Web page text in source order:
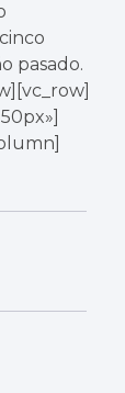
pasado.